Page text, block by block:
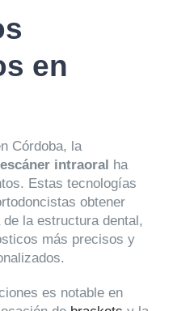
en
Córdoba, la
intraoral ha
Estas tecnologías
obtener
la estructura dental,
más precisos y
es notable en